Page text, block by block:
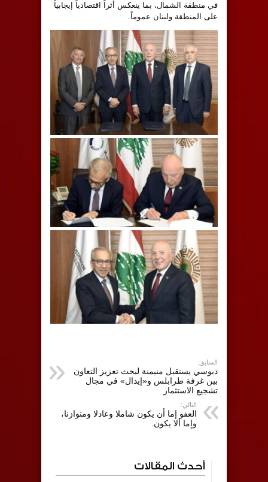
في منطقة الشمال، بما ينعكس أثراً اقتصادياً إيجابياً
على المنطقة ولبنان عموماً.
السابق:
دبوسي يستقبل منيمنة لبحث تعزيز التعاون
بين غرفة طرابلس و«إيدال» في مجال
تشجيع الاستثمار
التالي:
العفو إما أن يكون شاملا وعادلا ومتوازنا،
وإما ألا يكون.
أحدث المقالات